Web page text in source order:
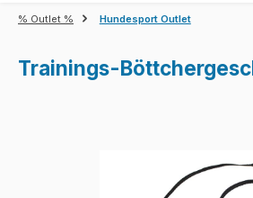
% Outlet % Hundesport Outlet
Trainings-